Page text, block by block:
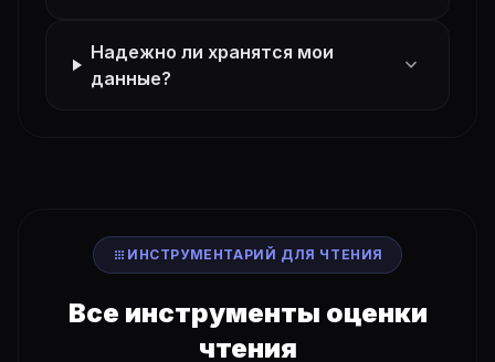
Надежно ли хранятся мои
данные?
expand_more
apps ИНСТРУМЕНТАРИЙ ДЛЯ ЧТЕНИЯ
Все инструменты оценки
чтения